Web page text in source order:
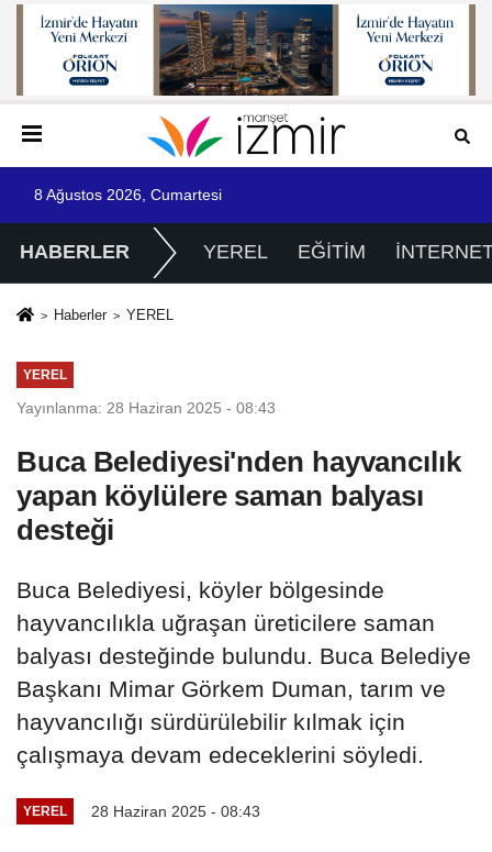
8 Ağustos 2026, Cumartesi
HABERLER YEREL EĞİTİM
Haberler YEREL
YEREL
Yayınlanma: 28 Haziran 2025 - 08:43
Buca Belediyesi'nden hayvancılık
yapan köylülere saman balyası
desteği
Buca Belediyesi, köyler bölgesinde
hayvancılıkla uğraşan üreticilere saman
balyası desteğinde bulundu. Buca Belediye
Başkanı Mimar Görkem Duman, tarım ve
hayvancılığı sürdürülebilir kılmak için
çalışmaya devam edeceklerini söyledi.
YEREL 28 Haziran 2025 - 08:43